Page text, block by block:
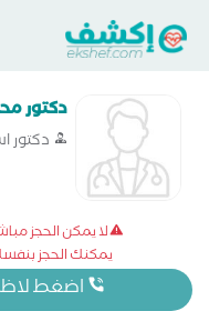
دكتور
دكتور
لا يمكن الحجز
يمكنك الحجز
اضغط